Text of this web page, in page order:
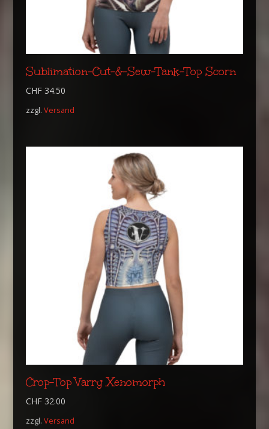
Sublimation-Cut-&-Sew-Tank-Top Scorn
CHF34.50
zzgl. Versand
Crop-Top Varry Xenomorph
CHF32.00
zzgl. Versand